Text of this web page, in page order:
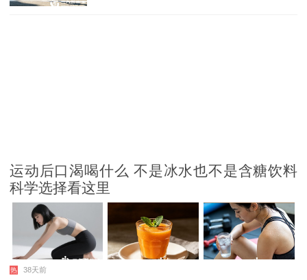
运动后口渴喝什么 不是冰水也不是含糖饮料
科学选择看这里
热 38天前